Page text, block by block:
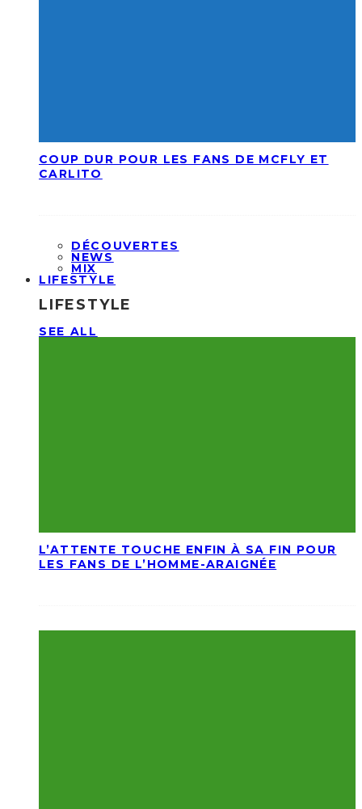
COUP DUR POUR LES FANS DE MCFLY ET
CARLITO
DÉCOUVERTES
NEWS
MIX
LIFESTYLE
LIFESTYLE
SEE ALL
L’ATTENTE TOUCHE ENFIN À SA FIN POUR
LES FANS DE L’HOMME-ARAIGNÉE